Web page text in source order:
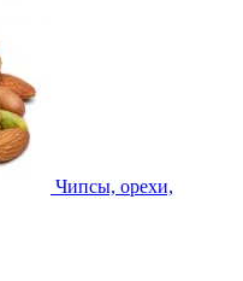
Чипсы, орехи,